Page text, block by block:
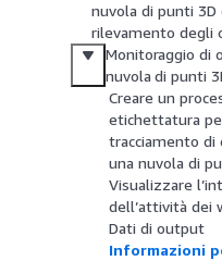
nuvola di punti 3D
rilevamento degli
Monitoraggio di
nuvola di punti
Creare un
etichettatura
tracciamento di
una nuvola di
Visualizzare
dell’attività dei
Dati di output
Informazioni